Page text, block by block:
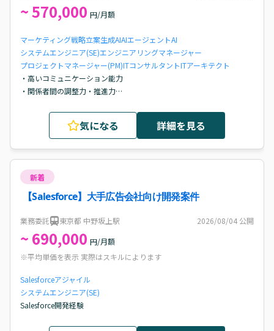
~ 570,000 円/月額
マーケティング戦略立案生成AIAIエージェントAI
システムエンジニア(SE)エンジニアリングマネージャー
プロジェクトマネージャー(PM)ITコンサルタントITアーキテクト
・高いコミュニケーション能力
・関係者間の調整力・推進力
・大手クライアント様のご経験者
気になる 詳細を見る
新着
【Salesforce】大手広告会社向け開発案件
業務委託 東京都 中野坂上駅 2026/08/04 公開
~ 690,000 円/月額
※平均単価を表示 実際はスキルによります
Salesforceアジャイル
システムエンジニア(SE)
Salesforce開発経験